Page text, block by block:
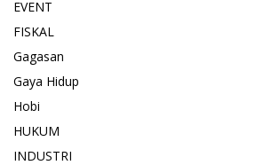
EVENT
FISKAL
Gagasan
Gaya Hidup
Hobi
HUKUM
INDUSTRI